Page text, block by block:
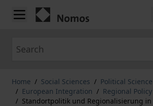
Skip to Content
Home / Social Sciences / Political
/ European Integration / Regional
/ Standortpolitik und Regionalisierung in